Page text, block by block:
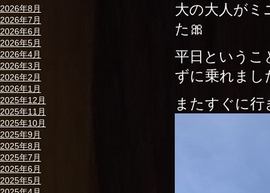
2026年8月
2026年7月
2026年6月
2026年5月
2026年4月
2026年3月
2026年2月
2026年1月
2025年12月
2025年11月
2025年10月
2025年9月
2025年8月
2025年7月
2025年6月
2025年5月
大の大人がミ
た🎀
平日というこ
ずに乗れま
またすぐに